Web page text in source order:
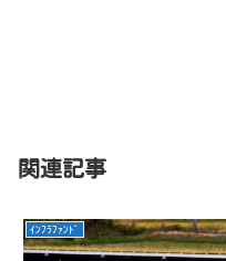
関連記事
ｲﾝﾌﾗﾌｧﾝﾄﾞ